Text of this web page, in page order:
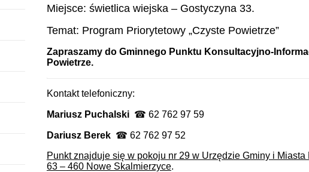
Miejsce: świetlica wiejska – Gostyczyna 33.
Temat: Program Priorytetowy „Czyste Powietrze”
Zapraszamy do Gminnego Punktu Konsultacyjno-
Powietrze.
Kontakt telefoniczny:
Mariusz Puchalski ☎ 62 762 97 59
Dariusz Berek ☎ 62 762 97 52
Punkt znajduje się w pokoju nr 29 w Urzędzie Gminy i
63 – 460 Nowe Skalmierzyce.